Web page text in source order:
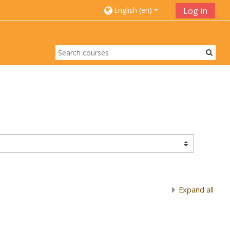
English ‎(en)‎ Log in
Expand all